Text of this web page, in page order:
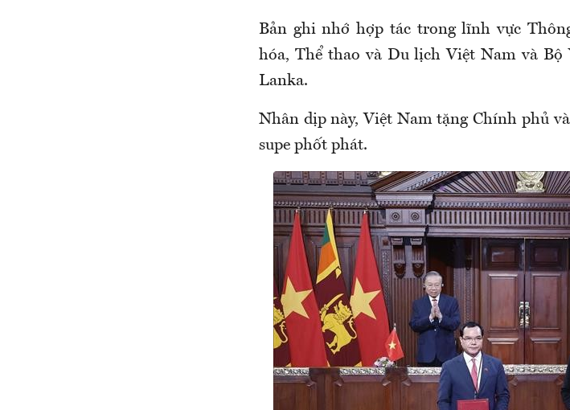
Bản ghi nhớ hợp tác trong lĩnh vực
hóa, Thể thao và Du lịch Việt Nam và Bộ
Lanka.
Nhân dịp này, Việt Nam tặng Chính phủ
supe phốt phát.